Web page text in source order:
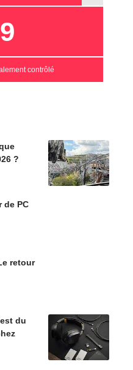
contrôlé
?
de PC
retour
du